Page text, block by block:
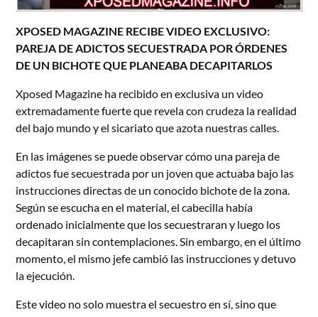
XPOSED MAGAZINE RECIBE VIDEO EXCLUSIVO:
PAREJA DE ADICTOS SECUESTRADA POR ÓRDENES
DE UN BICHOTE QUE PLANEABA DECAPITARLOS
Xposed Magazine ha recibido en exclusiva un video
extremadamente fuerte que revela con crudeza la realidad
del bajo mundo y el sicariato que azota nuestras calles.
En las imágenes se puede observar cómo una pareja de
adictos fue secuestrada por un joven que actuaba bajo las
instrucciones directas de un conocido bichote de la zona.
Según se escucha en el material, el cabecilla había
ordenado inicialmente que los secuestraran y luego los
decapitaran sin contemplaciones. Sin embargo, en el último
momento, el mismo jefe cambió las instrucciones y detuvo
la ejecución.
Este video no solo muestra el secuestro en sí, sino que